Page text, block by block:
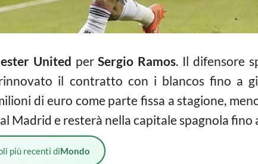
United perSergio Ramos. Il difensore
il contratto con i blancos fino a
di euro come parte fissa a stagione,
Madrid e resterà nella capitale spagnola fino
più recenti diMondo